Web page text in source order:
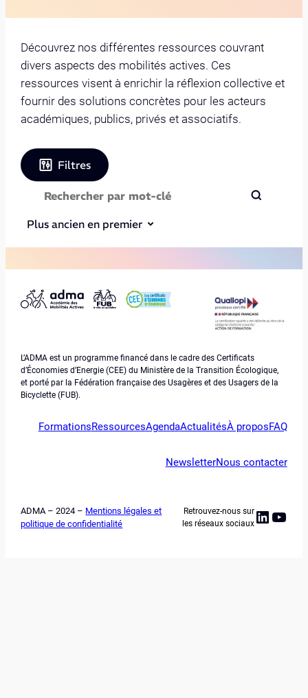
Découvrez nos différentes ressources couvrant
divers aspects des mobilités actives. Ces
ressources visent à enrichir la réflexion collective et
fournir des solutions concrètes pour les acteurs
académiques, publics, privés et associatifs.
Filtres
Plus ancien en premier
L’ADMA est un programme financé dans le cadre des Certificats
d’Économies d’Energie (CEE) du Ministère de la Transition Écologique,
et porté par la Fédération française des Usagères et des Usagers de la
Bicyclette (FUB).
FormationsRessourcesAgendaActualitésÀ proposFAQ
NewsletterNous contacter
ADMA – 2024 – Mentions légales et
politique de confidentialité
Retrouvez-nous sur
les réseaux sociaux